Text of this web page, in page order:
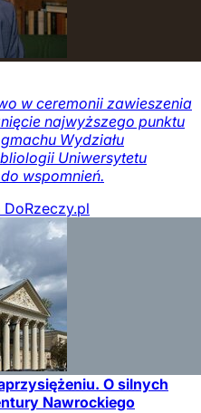
w ceremonii zawieszenia
najwyższego punktu
Wydziału
Uniwersytetu
wspomnień.
DoRzeczy.pl
O silnych
Nawrockiego